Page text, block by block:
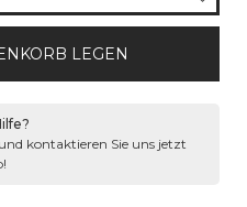
LEGEN
kontaktieren Sie uns jetzt